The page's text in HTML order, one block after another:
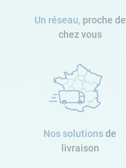
Un réseau, proche de
chez vous
Nos solutionsde
livraison